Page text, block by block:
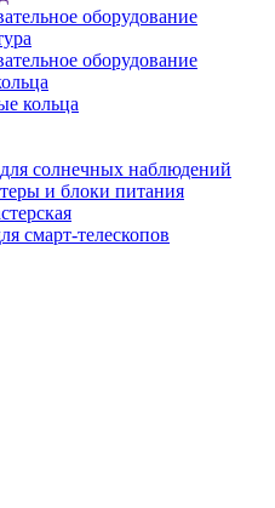
оборудование
оборудование
кольца
солнечных наблюдений
и блоки питания
смарт-телескопов